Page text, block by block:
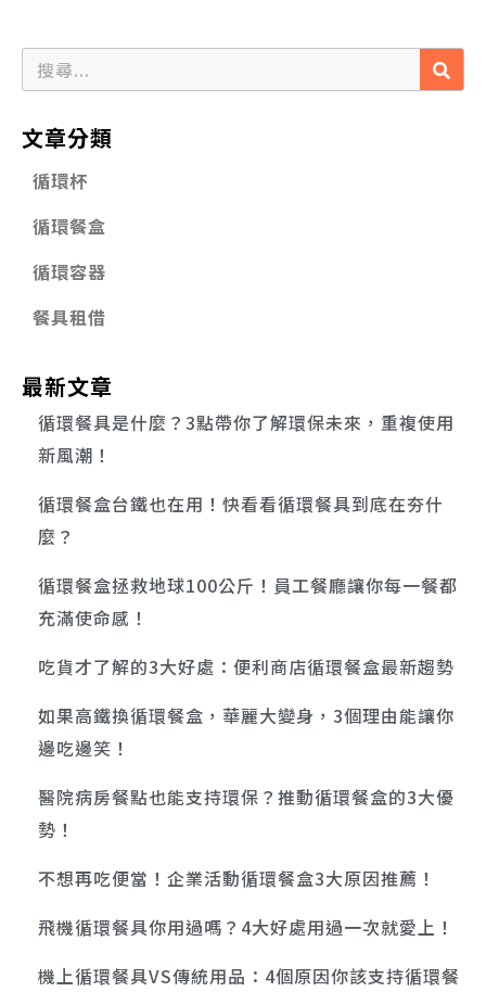
文章分類
循環杯
循環餐盒
循環容器
餐具租借
最新文章
循環餐具是什麼？3點帶你了解環保未來，重複使用
新風潮！
循環餐盒台鐵也在用！快看看循環餐具到底在夯什
麼？
循環餐盒拯救地球100公斤！員工餐廳讓你每一餐都
充滿使命感！
吃貨才了解的3大好處：便利商店循環餐盒最新趨勢
如果高鐵換循環餐盒，華麗大變身，3個理由能讓你
邊吃邊笑！
醫院病房餐點也能支持環保？推動循環餐盒的3大優
勢！
不想再吃便當！企業活動循環餐盒3大原因推薦！
飛機循環餐具你用過嗎？4大好處用過一次就愛上！
機上循環餐具VS傳統用品：4個原因你該支持循環餐